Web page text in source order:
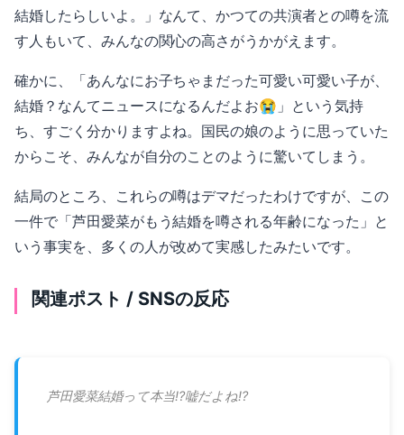
結婚したらしいよ。」なんて、かつての共演者との噂を流
す人もいて、みんなの関心の高さがうかがえます。
確かに、「あんなにお子ちゃまだった可愛い可愛い子が、
結婚？なんてニュースになるんだよお😭」という気持
ち、すごく分かりますよね。国民の娘のように思っていた
からこそ、みんなが自分のことのように驚いてしまう。
結局のところ、これらの噂はデマだったわけですが、この
一件で「芦田愛菜がもう結婚を噂される年齢になった」と
いう事実を、多くの人が改めて実感したみたいです。
関連ポスト / SNSの反応
芦田愛菜結婚って本当⁉️嘘だよね⁉️